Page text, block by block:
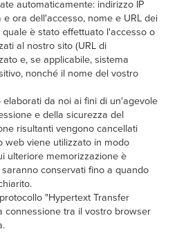
automaticamente: indirizzo IP
ora dell'accesso, nome e URL dei
è stato effettuato l'accesso o
al nostro sito (URL di
e, se applicabile, sistema
nonché il nome del vostro
da noi ai fini di un'agevole
e della sicurezza del
risultanti vengono cancellati
web viene utilizzato in modo
ulteriore memorizzazione è
conservati fino a quando
"Hypertext Transfer
connessione tra il vostro browser